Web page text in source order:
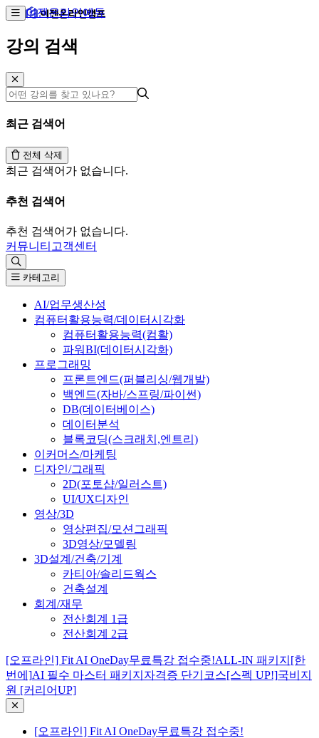
이젠온라인에듀
강의 검색
최근 검색어
전체 삭제
최근 검색어가 없습니다.
추천 검색어
추천 검색어가 없습니다.
커뮤니티 고객센터
카테고리
AI/업무생산성
컴퓨터활용능력/데이터시각화
컴퓨터활용능력(컴활)
파워BI(데이터시각화)
프로그래밍
프론트엔드(퍼블리싱/웹개발)
백엔드(자바/스프링/파이썬)
DB(데이터베이스)
데이터분석
블록코딩(스크래치,엔트리)
이커머스/마케팅
디자인/그래픽
2D(포토샵/일러스트)
UI/UX디자인
영상/3D
영상편집/모션그래픽
3D영상/모델링
3D설계/건축/기계
카티아/솔리드웍스
건축설계
회계/재무
전산회계 1급
전산회계 2급
[오프라인] Fit AI OneDay무료특강 접수중!ALL-IN 패키지[한
번에]AI 필수 마스터 패키지 자격증 단기코스[스펙 UP!]국비지
원 [커리어UP]
[오프라인] Fit AI OneDay무료특강 접수중!